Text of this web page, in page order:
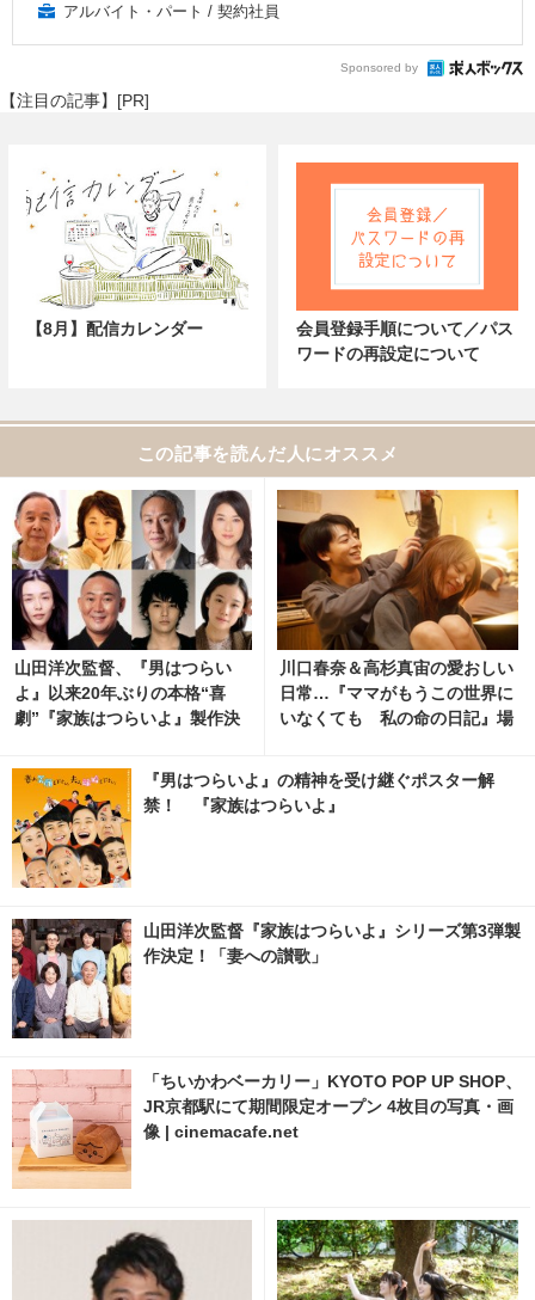
アルバイト・パート / 契約社員
Sponsored by
【注目の記事】[PR]
【8月】配信カレンダー
会員登録手順について／パス
ワードの再設定について
この記事を読んだ人にオススメ
山田洋次監督、『男はつらい
よ』以来20年ぶりの本格“喜
劇”『家族はつらいよ』製作決
川口春奈＆高杉真宙の愛おしい
日常…『ママがもうこの世界に
いなくても 私の命の日記』場
『男はつらいよ』の精神を受け継ぐポスター解
禁！ 『家族はつらいよ』
山田洋次監督『家族はつらいよ』シリーズ第3弾製
作決定！「妻への讃歌」
「ちいかわベーカリー」KYOTO POP UP SHOP、
JR京都駅にて期間限定オープン 4枚目の写真・画
像 | cinemacafe.net